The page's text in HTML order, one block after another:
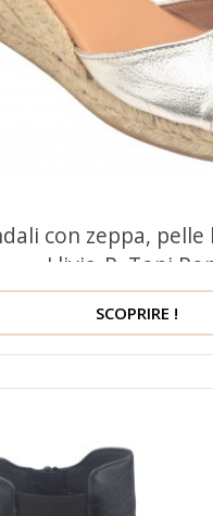
con zeppa, pelle
Llivia-P, Toni
SCOPRIRE !